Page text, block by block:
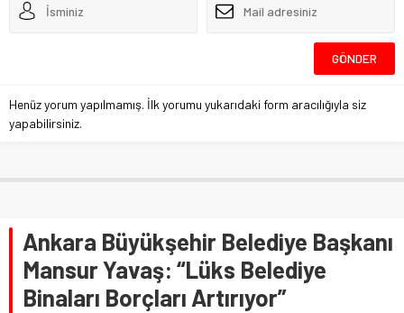
Henüz yorum yapılmamış. İlk yorumu yukarıdaki form aracılığıyla siz
yapabilirsiniz.
Ankara Büyükşehir Belediye Başkanı
Mansur Yavaş: “Lüks Belediye
Binaları Borçları Artırıyor”